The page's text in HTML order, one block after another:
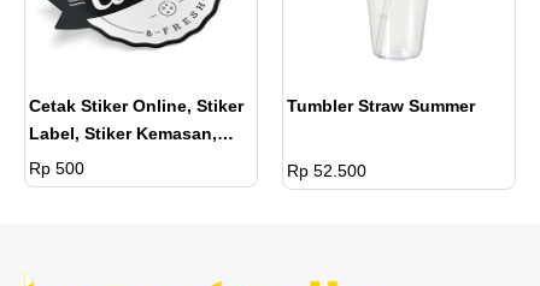
Cetak Stiker Online, Stiker
Label, Stiker Kemasan,
Stiker Label Makanan Dan
Stiker Label Custom
Rp 500
Tumbler Straw Summer
Rp 52.500